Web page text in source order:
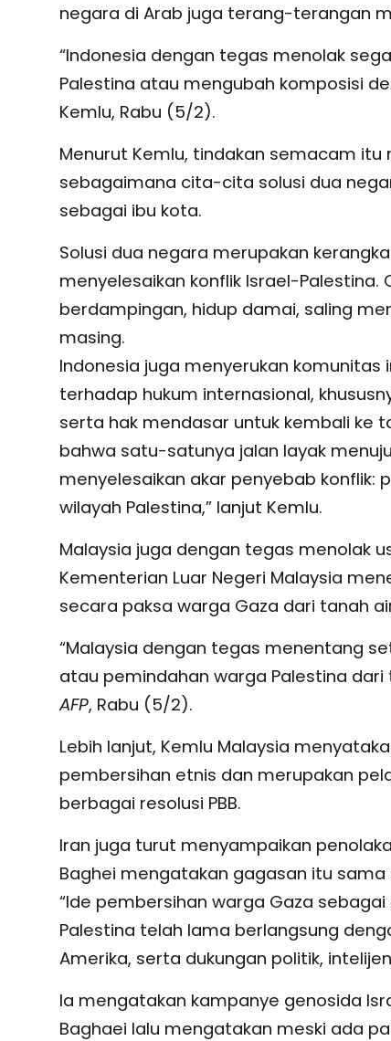
negara di Arab juga terang-terangan
“Indonesia dengan tegas menolak
Palestina atau mengubah komposisi
Kemlu, Rabu (5/2).
Menurut Kemlu, tindakan semacam
sebagaimana cita-cita solusi dua
sebagai ibu kota.
Solusi dua negara merupakan
menyelesaikan konflik Israel-
berdampingan, hidup damai, saling
masing.
Indonesia juga menyerukan
terhadap hukum internasional,
serta hak mendasar untuk kembali ke
bahwa satu-satunya jalan layak
menyelesaikan akar penyebab konflik:
wilayah Palestina,” lanjut Kemlu.
Malaysia juga dengan tegas menolak
Kementerian Luar Negeri Malaysia
secara paksa warga Gaza dari tanah
“Malaysia dengan tegas menentang
atau pemindahan warga Palestina dari
AFP, Rabu (5/2).
Lebih lanjut, Kemlu Malaysia
pembersihan etnis dan merupakan
berbagai resolusi PBB.
Iran juga turut menyampaikan
Baghei mengatakan gagasan itu
“Ide pembersihan warga Gaza
Palestina telah lama berlangsung
Amerika, serta dukungan politik,
Ia mengatakan kampanye genosida
Baghaei lalu mengatakan meski ada